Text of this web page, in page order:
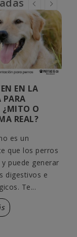
EN LA
PARA
¿MITO O
REAL?
es un
que los perros
puede generar
digestivos e
Te...